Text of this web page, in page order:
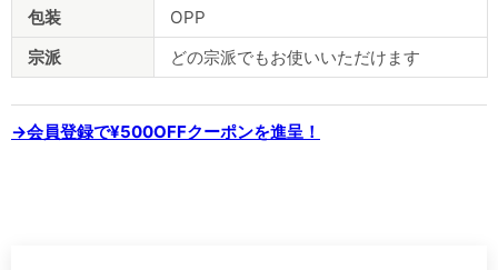
包装
OPP
宗派
どの宗派でもお使いいただけます
→会員登録で¥500OFFクーポンを進呈！